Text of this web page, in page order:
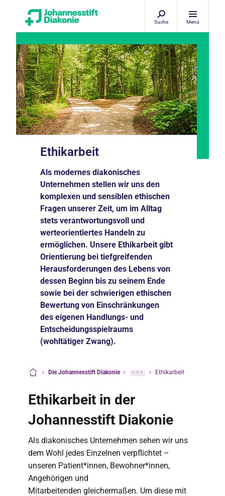
Suche Menü
Ethikarbeit
Als modernes diakonisches
Unternehmen stellen wir uns den
komplexen und sensiblen ethischen
Fragen unserer Zeit, um im Alltag
stets verantwortungsvoll und
werteorientiertes Handeln zu
ermöglichen. Unsere Ethikarbeit gibt
Orientierung bei tiefgreifenden
Herausforderungen des Lebens von
dessen Beginn bis zu seinem Ende
sowie bei der schwierigen ethischen
Bewertung von Einschränkungen
des eigenen Handlungs- und
Entscheidungsspielraums
(wohltätiger Zwang).
› Die Johannesstift Diakonie › ··· › Ethikarbeit
Ethikarbeit in der
Johannesstift Diakonie
Als diakonisches Unternehmen sehen wir uns
dem Wohl jedes Einzelnen verpflichtet –
unseren Patient*innen, Bewohner*innen,
Angehörigen und
Mitarbeitenden gleichermaßen. Um diese mit